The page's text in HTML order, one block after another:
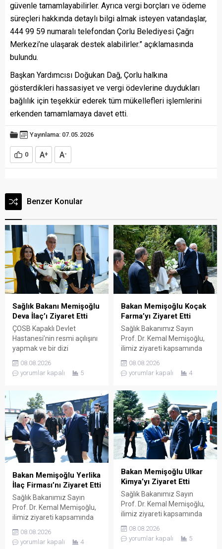
güvenle tamamlayabilirler. Ayrıca vergi borçları ve ödeme
süreçleri hakkında detaylı bilgi almak isteyen vatandaşlar,
444 99 59 numaralı telefondan Çorlu Belediyesi Çağrı
Merkezi’ne ulaşarak destek alabilirler.” açıklamasında
bulundu.
Başkan Yardımcısı Doğukan Dağ, Çorlu halkına
gösterdikleri hassasiyet ve vergi ödevlerine duydukları
bağlılık için teşekkür ederek tüm mükellefleri işlemlerini
erkenden tamamlamaya davet etti.
Yayınlama: 07.05.2026
0 A+ A-
Benzer Konular
Sağlık Bakanı Memişoğlu
Deva İlaç’ı Ziyaret Etti
ÇOSB Kapaklı Devlet
Hastanesi’nin resmi açılışını
yapmak ve bir dizi
üzere ilimize gelen Sağlık
Bakanımız Sayın Prof. Dr.
ziyareti kapsamında sağlık
sektörü için üretim yapan
firmaları ziyaret etti. Bu
doğrultuda ilaç ve ilaç
hammaddesi üreterek çok
sayıda ülkeye ihraç eden
DEVA Holding’in Çerkezköy
08.08.2026
yorumlar kapalı
5
Bakan Memişoğlu Koçak
Farma’yı Ziyaret Etti
Sağlık Bakanımız Sayın
Prof. Dr. Kemal Memişoğlu,
ilimiz ziyareti kapsamında
üreterek çok sayıda ülkeye
ihraç eden Koçak Farma
içerisinde faaliyette bulunan
fabrikasını ziyaret etti.
Koçak Farma Yönetim
Kurulu Başkanı Ender Koçak
ve Koçak Farma yetkilileri
tarafından karşılanan Bakan
Memişoğlu ardından
fabrikaya geçerek şirketin...
08.08.2026
yorumlar kapalı
4
Bakan Memişoğlu Yerlika
İlaç Firması’nı Ziyaret Etti
Sağlık Bakanımız Sayın
Prof. Dr. Kemal Memişoğlu,
ilimiz ziyareti kapsamında
ilaç üretimi yapan Yerlika
İlaç Sanayi ve Ticaret
Anonim Şirketi’nin
08.08.2026
yorumlar kapalı
4
Bakan Memişoğlu Ulkar
Kimya’yı Ziyaret Etti
Sağlık Bakanımız Sayın
Prof. Dr. Kemal Memişoğlu,
ilimiz ziyareti kapsamında
ilaç üretimi yapan Ulkar
Kimya firmasını ziyaret etti.
Ulkar Holding ve Nobel İlaç
08.08.2026
yorumlar kapalı
5